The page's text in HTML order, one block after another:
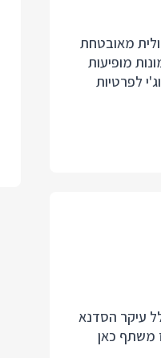
מאובטחת
אותן תמונות מופיעות
לפרטיות
עיקר הסדנא
משתף כאן